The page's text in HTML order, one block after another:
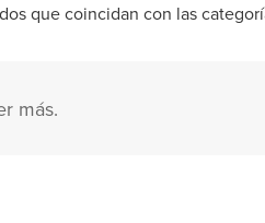
que coincidan con las
más.